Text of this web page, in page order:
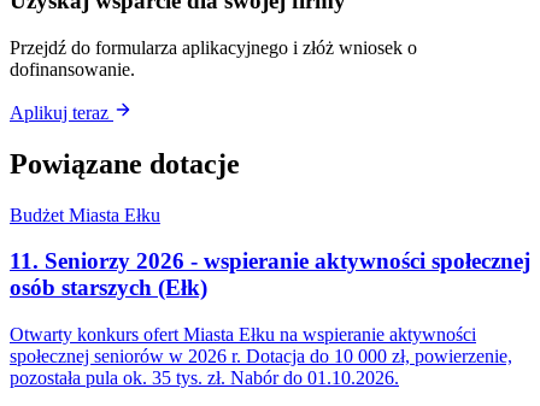
Przejdź do formularza aplikacyjnego i złóż wniosek o
dofinansowanie.
Aplikuj teraz
Powiązane dotacje
Budżet Miasta Ełku
11. Seniorzy 2026 - wspieranie aktywności społecznej
osób starszych (Ełk)
Otwarty konkurs ofert Miasta Ełku na wspieranie aktywności
społecznej seniorów w 2026 r. Dotacja do 10 000 zł, powierzenie,
pozostała pula ok. 35 tys. zł. Nabór do 01.10.2026.